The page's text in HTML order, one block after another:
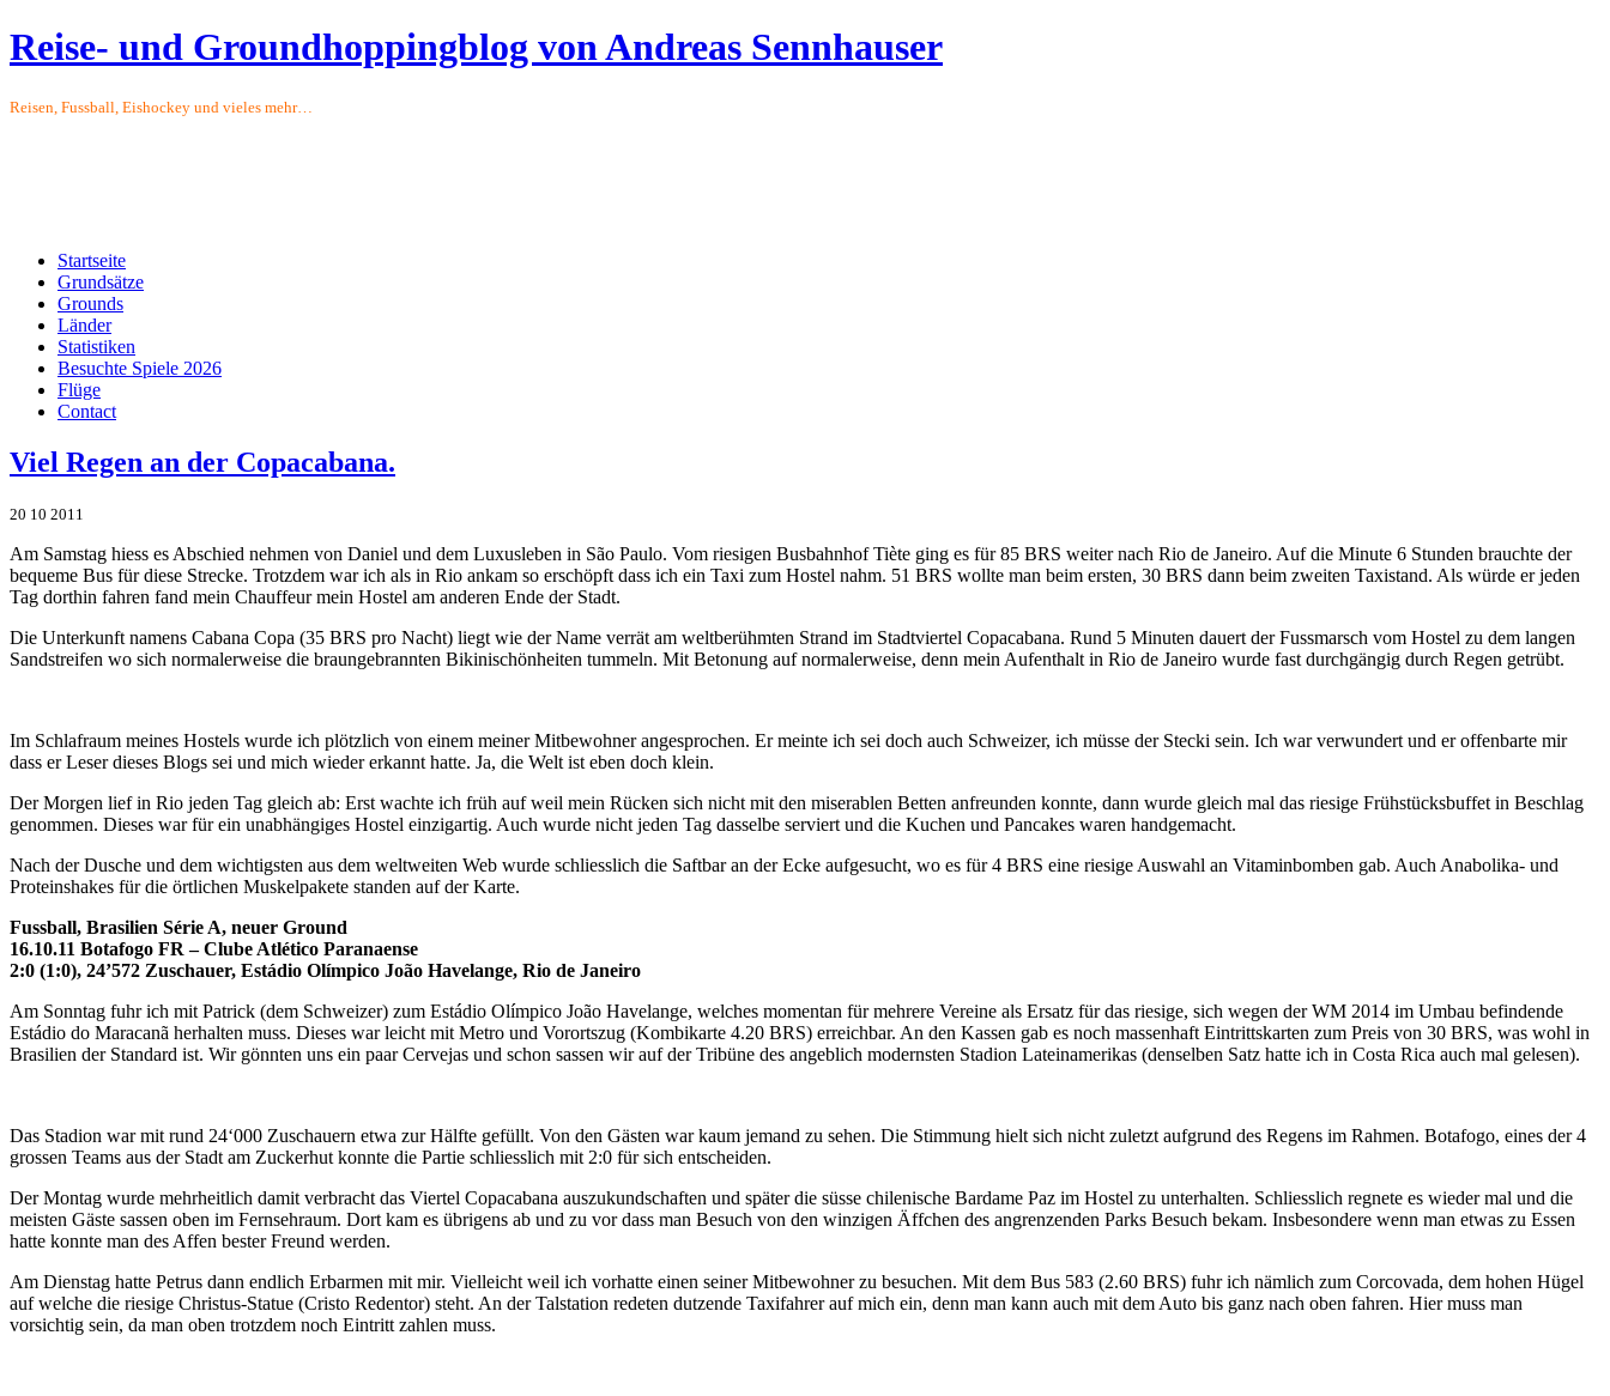
Reise- und Groundhoppingblog von Andreas Sennhauser
Reisen, Fussball, Eishockey und vieles mehr…
Startseite
Grundsätze
Grounds
Länder
Statistiken
Besuchte Spiele 2026
Flüge
Contact
Viel Regen an der Copacabana.
20 10 2011
Am Samstag hiess es Abschied nehmen von Daniel und dem Luxusleben in São Paulo. Vom riesigen Busbahnhof Tiète ging es für 85 BRS weiter nach Rio de Janeiro. Auf die Minute 6 Stunden brauchte der
bequeme Bus für diese Strecke. Trotzdem war ich als in Rio ankam so erschöpft dass ich ein Taxi zum Hostel nahm. 51 BRS wollte man beim ersten, 30 BRS dann beim zweiten Taxistand. Als würde er jeden
Tag dorthin fahren fand mein Chauffeur mein Hostel am anderen Ende der Stadt.
Die Unterkunft namens Cabana Copa (35 BRS pro Nacht) liegt wie der Name verrät am weltberühmten Strand im Stadtviertel Copacabana. Rund 5 Minuten dauert der Fussmarsch vom Hostel zu dem langen
Sandstreifen wo sich normalerweise die braungebrannten Bikinischönheiten tummeln. Mit Betonung auf normalerweise, denn mein Aufenthalt in Rio de Janeiro wurde fast durchgängig durch Regen getrübt.
Im Schlafraum meines Hostels wurde ich plötzlich von einem meiner Mitbewohner angesprochen. Er meinte ich sei doch auch Schweizer, ich müsse der Stecki sein. Ich war verwundert und er offenbarte mir
dass er Leser dieses Blogs sei und mich wieder erkannt hatte. Ja, die Welt ist eben doch klein.
Der Morgen lief in Rio jeden Tag gleich ab: Erst wachte ich früh auf weil mein Rücken sich nicht mit den miserablen Betten anfreunden konnte, dann wurde gleich mal das riesige Frühstücksbuffet in Beschlag
genommen. Dieses war für ein unabhängiges Hostel einzigartig. Auch wurde nicht jeden Tag dasselbe serviert und die Kuchen und Pancakes waren handgemacht.
Nach der Dusche und dem wichtigsten aus dem weltweiten Web wurde schliesslich die Saftbar an der Ecke aufgesucht, wo es für 4 BRS eine riesige Auswahl an Vitaminbomben gab. Auch Anabolika- und
Proteinshakes für die örtlichen Muskelpakete standen auf der Karte.
Fussball, Brasilien Série A, neuer Ground
16.10.11 Botafogo FR – Clube Atlético Paranaense
2:0 (1:0), 24’572 Zuschauer, Estádio Olímpico João Havelange, Rio de Janeiro
Am Sonntag fuhr ich mit Patrick (dem Schweizer) zum Estádio Olímpico João Havelange, welches momentan für mehrere Vereine als Ersatz für das riesige, sich wegen der WM 2014 im Umbau befindende
Estádio do Maracanã herhalten muss. Dieses war leicht mit Metro und Vorortszug (Kombikarte 4.20 BRS) erreichbar. An den Kassen gab es noch massenhaft Eintrittskarten zum Preis von 30 BRS, was wohl in
Brasilien der Standard ist. Wir gönnten uns ein paar Cervejas und schon sassen wir auf der Tribüne des angeblich modernsten Stadion Lateinamerikas (denselben Satz hatte ich in Costa Rica auch mal gelesen).
Das Stadion war mit rund 24‘000 Zuschauern etwa zur Hälfte gefüllt. Von den Gästen war kaum jemand zu sehen. Die Stimmung hielt sich nicht zuletzt aufgrund des Regens im Rahmen. Botafogo, eines der 4
grossen Teams aus der Stadt am Zuckerhut konnte die Partie schliesslich mit 2:0 für sich entscheiden.
Der Montag wurde mehrheitlich damit verbracht das Viertel Copacabana auszukundschaften und später die süsse chilenische Bardame Paz im Hostel zu unterhalten. Schliesslich regnete es wieder mal und die
meisten Gäste sassen oben im Fernsehraum. Dort kam es übrigens ab und zu vor dass man Besuch von den winzigen Äffchen des angrenzenden Parks Besuch bekam. Insbesondere wenn man etwas zu Essen
hatte konnte man des Affen bester Freund werden.
Am Dienstag hatte Petrus dann endlich Erbarmen mit mir. Vielleicht weil ich vorhatte einen seiner Mitbewohner zu besuchen. Mit dem Bus 583 (2.60 BRS) fuhr ich nämlich zum Corcovada, dem hohen Hügel
auf welche die riesige Christus-Statue (Cristo Redentor) steht. An der Talstation redeten dutzende Taxifahrer auf mich ein, denn man kann auch mit dem Auto bis ganz nach oben fahren. Hier muss man
vorsichtig sein, da man oben trotzdem noch Eintritt zahlen muss.